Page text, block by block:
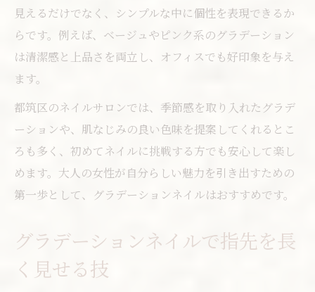
見えるだけでなく、シンプルな中に個性を表現できるか
らです。例えば、ベージュやピンク系のグラデーション
は清潔感と上品さを両立し、オフィスでも好印象を与え
ます。
都筑区のネイルサロンでは、季節感を取り入れたグラデ
ーションや、肌なじみの良い色味を提案してくれるとこ
ろも多く、初めてネイルに挑戦する方でも安心して楽し
めます。大人の女性が自分らしい魅力を引き出すための
第一歩として、グラデーションネイルはおすすめです。
グラデーションネイルで指先を長
く見せる技